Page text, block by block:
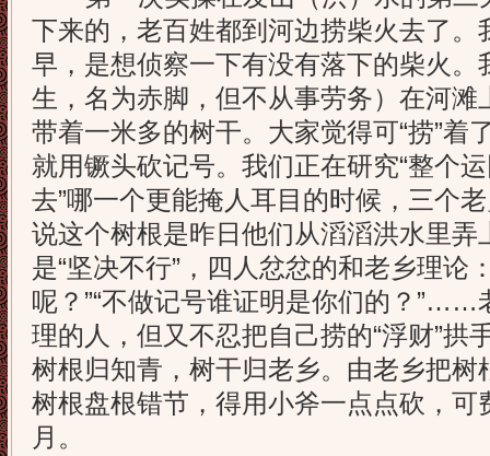
下来的，老百姓都到河边捞柴火去了。
早，是想侦察一下有没有落下的柴火。
生，名为赤脚，但不从事劳务）在河滩
带着一米多的树干。大家觉得可“捞”着
就用镢头砍记号。我们正在研究“整个
去”哪一个更能掩人耳目的时候，三个
说这个树根是昨日他们从滔滔洪水里弄
是“坚决不行”，四人忿忿的和老乡理论
呢？”“不做记号谁证明是你们的？”……
理的人，但又不忍把自己捞的“浮财”拱
树根归知青，树干归老乡。由老乡把树
树根盘根错节，得用小斧一点点砍，可
月。